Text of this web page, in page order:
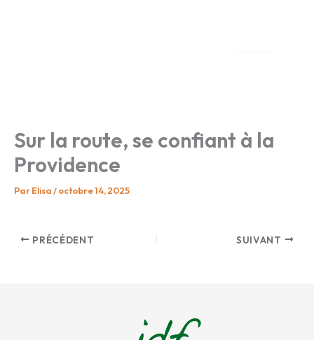
Sur la route, se confiant à la
Providence
ParElisa /octobre 14, 2025
PRÉCÉDENT SUIVANT